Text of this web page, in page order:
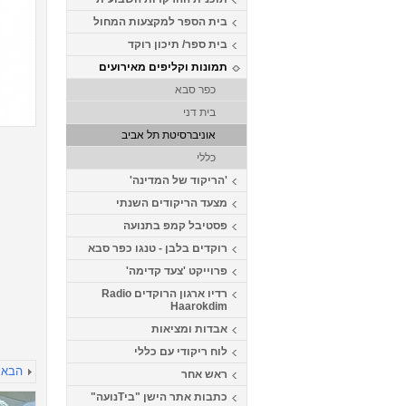
בית הספר למקצעות המחול
בית ספר/ תיכון רוקד
תמונות וקליפים מאירועים
כפר סבא
בית דני
אוניברסיטת תל אביב
כללי
'הריקוד של המדינה'
מצעד הריקודים השנתי
פסטיבל קמפ בתנועה
רוקדים בלבן - טנגו כפר סבא
פרוייקט 'צעד קדימה'
רדיו ארגון הרוקדים Radio
Haarokdim
אבדות ומציאות
לוח ריקודי עם כללי
ראש אחר
כתבות אתר הישן "ביTנועה"
הבא